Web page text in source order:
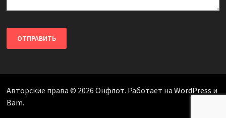
Авторские права © 2026 Онфлот. Работает на WordPress и
Bam.